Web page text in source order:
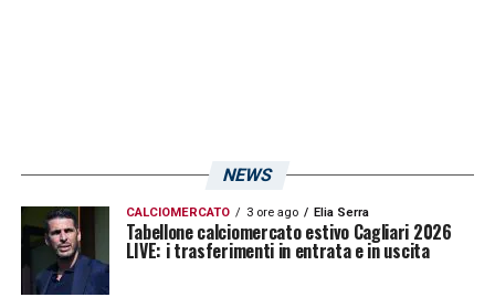
LA PLAYLIST DELLE NOSTRE TOP NEWS
NEWS
CALCIOMERCATO 3 ore ago Elia Serra
Tabellone calciomercato estivo Cagliari 2026
LIVE: i trasferimenti in entrata e in uscita